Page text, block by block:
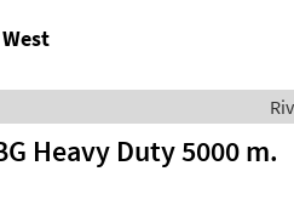
Heavy Duty 5000 m.